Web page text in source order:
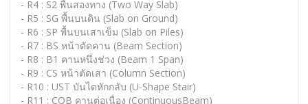
- R4 : S2 พื้นสองทาง (Two Way Slab)
- R5 : SG พื้นบนดิน (Slab on Ground)
- R6 : SP พื้นบนเสาเข็ม (Slab on Piles)
- R7 : BS หน้าตัดคาน (Beam Section)
- R8 : B1 คานหนึ่งช่วง (Beam 1 Span)
- R9 : CS หน้าตัดเสา (Column Section)
- R10 : UST บันไดหักกลับ (U-Shape Stair)
- R11 : COB คานต่อเนื่อง (ContinuousBeam)